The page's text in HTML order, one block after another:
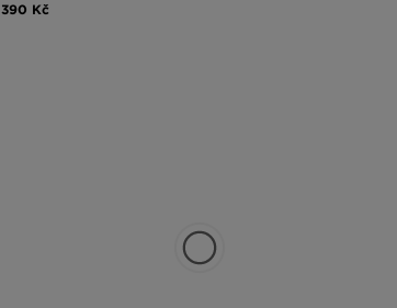
390 Kč